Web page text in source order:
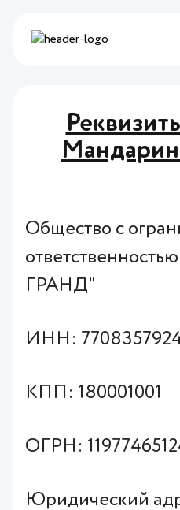
Общество с
ответственностью
ГРАНД"
ИНН:
КПП: 180001001
ОГРН:
Юридический